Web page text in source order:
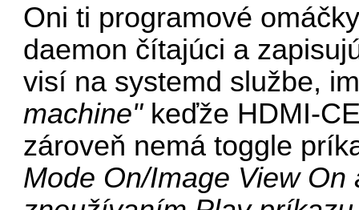
Oni ti programové
daemon čítajúci a
visí na systemd službe,
machine"keďže HDMI-
zároveň nemá toggle
Mode On/Image View